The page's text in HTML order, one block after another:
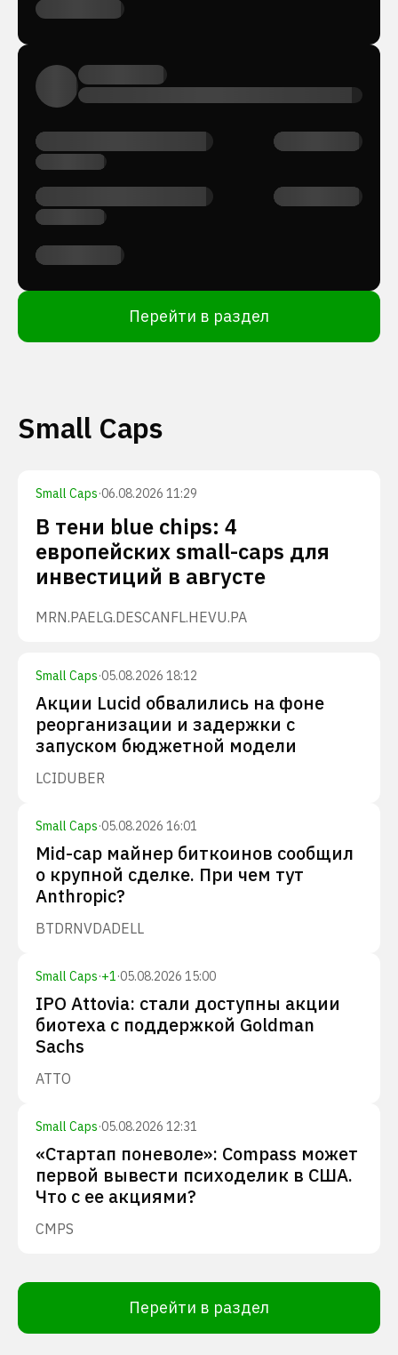
Перейти в раздел
Small Caps
Small Caps·06.08.2026 11:29
В тени blue chips: 4
европейских small-caps для
инвестиций в августе
MRN.PAELG.DESCANFL.HEVU.PA
Small Caps·05.08.2026 18:12
Акции Lucid обвалились на фоне
реорганизации и задержки с
запуском бюджетной модели
LCIDUBER
Small Caps·05.08.2026 16:01
Mid-cap майнер биткоинов сообщил
о крупной сделке. При чем тут
Anthropic?
BTDRNVDADELL
Small Caps·+1·05.08.2026 15:00
IPO Attovia: стали доступны акции
биотеха с поддержкой Goldman
Sachs
ATTO
Small Caps·05.08.2026 12:31
«Стартап поневоле»: Compass может
первой вывести психоделик в США.
Что с ее акциями?
CMPS
Перейти в раздел